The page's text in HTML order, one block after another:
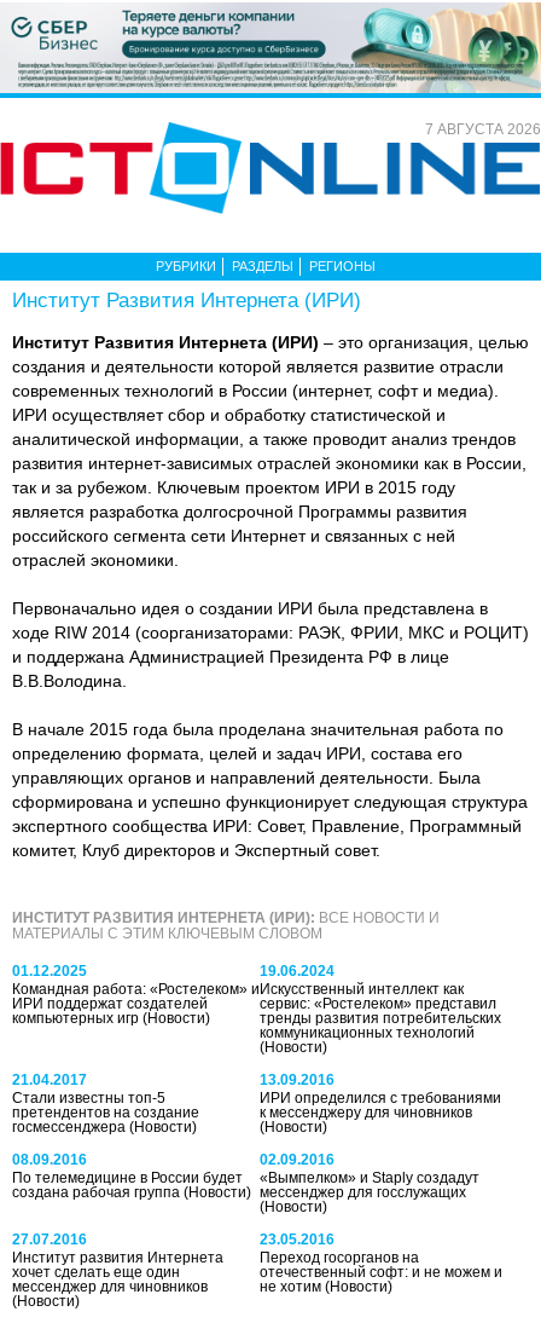
7 АВГУСТА 2026
РУБРИКИ РАЗДЕЛЫ РЕГИОНЫ
Институт Развития Интернета (ИРИ)
Институт Развития Интернета (ИРИ) – это организация, целью
создания и деятельности которой является развитие отрасли
современных технологий в России (интернет, софт и медиа).
ИРИ осуществляет сбор и обработку статистической и
аналитической информации, а также проводит анализ трендов
развития интернет-зависимых отраслей экономики как в России,
так и за рубежом. Ключевым проектом ИРИ в 2015 году
является разработка долгосрочной Программы развития
российского сегмента сети Интернет и связанных с ней
отраслей экономики.
Первоначально идея о создании ИРИ была представлена в
ходе RIW 2014 (соорганизаторами: РАЭК, ФРИИ, МКС и РОЦИТ)
и поддержана Администрацией Президента РФ в лице
В.В.Володина.
В начале 2015 года была проделана значительная работа по
определению формата, целей и задач ИРИ, состава его
управляющих органов и направлений деятельности. Была
сформирована и успешно функционирует следующая структура
экспертного сообщества ИРИ: Совет, Правление, Программный
комитет, Клуб директоров и Экспертный совет.
ИНСТИТУТ РАЗВИТИЯ ИНТЕРНЕТА (ИРИ): ВСЕ НОВОСТИ И
МАТЕРИАЛЫ С ЭТИМ КЛЮЧЕВЫМ СЛОВОМ
01.12.2025
Командная работа: «Ростелеком» и
ИРИ поддержат создателей
компьютерных игр (Новости)
19.06.2024
Искусственный интеллект как
сервис: «Ростелеком» представил
тренды развития потребительских
коммуникационных технологий
(Новости)
21.04.2017
Стали известны топ-5
претендентов на создание
госмессенджера (Новости)
13.09.2016
ИРИ определился с требованиями
к мессенджеру для чиновников
(Новости)
08.09.2016
По телемедицине в России будет
создана рабочая группа (Новости)
02.09.2016
«Вымпелком» и Staply создадут
мессенджер для госслужащих
(Новости)
27.07.2016
Институт развития Интернета
хочет сделать еще один
мессенджер для чиновников
(Новости)
23.05.2016
Переход госорганов на
отечественный софт: и не можем и
не хотим(Новости)